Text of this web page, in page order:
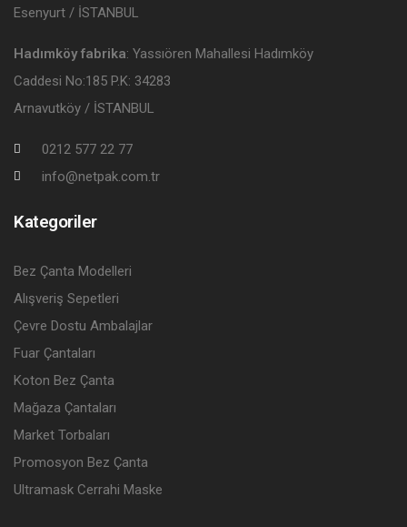
Kategoriler
Bez Çanta Modelleri
Alışveriş Sepetleri
Çevre Dostu Ambalajlar
Fuar Çantaları
Koton Bez Çanta
Mağaza Çantaları
Market Torbaları
Promosyon Bez Çanta
Ultramask Cerrahi Maske
Esenyurt / İSTANBUL
Hadımköy fabrika: Yassıören Mahallesi Hadımköy
Caddesi No:185 P.K: 34283
Arnavutköy / İSTANBUL
0212 577 22 77
info@netpak.com.tr